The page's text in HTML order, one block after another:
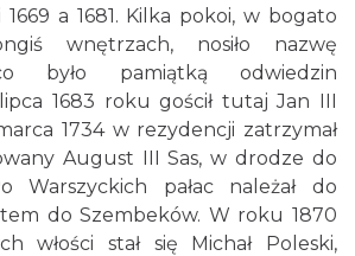
a 1681. Kilka pokoi, w bogato
wnętrzach, nosiło nazwę
było pamiątką odwiedzin
1683 roku gościł tutaj Jan III
1734 w rezydencji zatrzymał
August III Sas, w drodze do
Warszyckich pałac należał do
do Szembeków. W roku 1870
włości stał się Michał Poleski,